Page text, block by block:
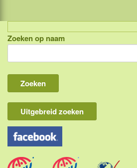
Indonesië, eilandcombinaties
Bali
Lombok
Flores & Komodo
Overige Sunda eilanden
Java
Kalimantan
Zoeken op naam
Uitgebreid zoeken